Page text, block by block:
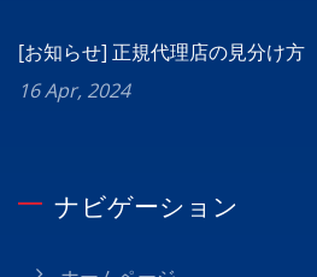
[お知らせ] 正規代理店の見分け方
16 Apr, 2024
ナビゲーション